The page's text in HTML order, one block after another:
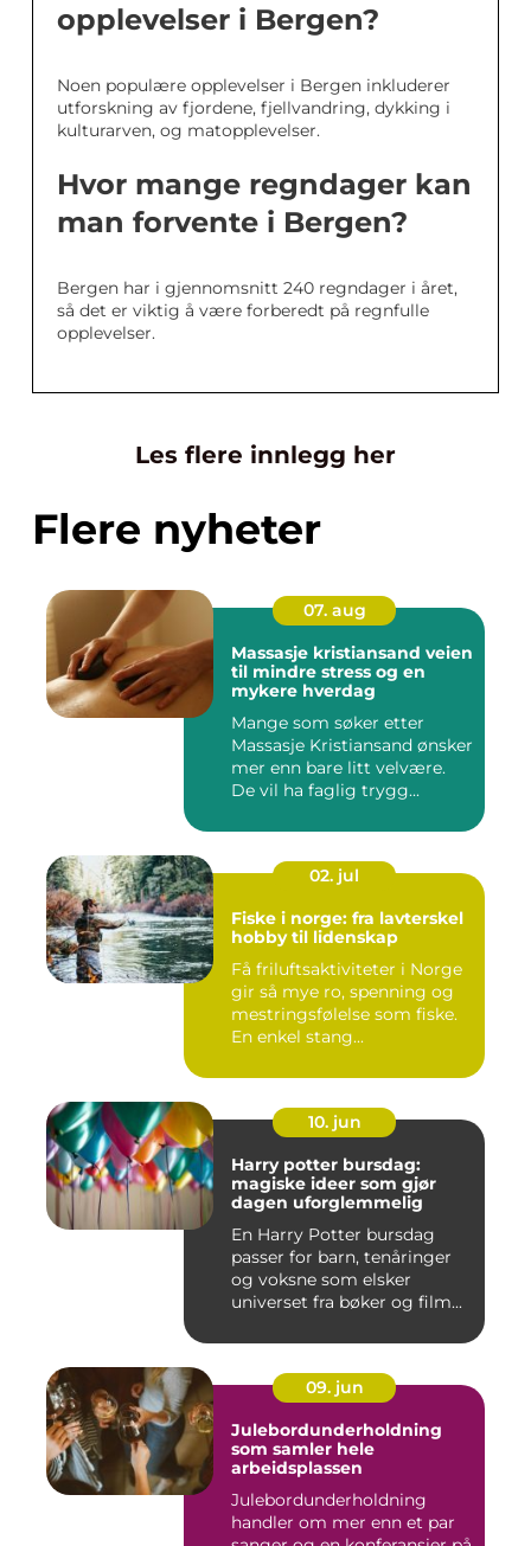
opplevelser i Bergen?
Noen populære opplevelser i Bergen inkluderer
utforskning av fjordene, fjellvandring, dykking i
kulturarven, og matopplevelser.
Hvor mange regndager kan
man forvente i Bergen?
Bergen har i gjennomsnitt 240 regndager i året,
så det er viktig å være forberedt på regnfulle
opplevelser.
Les flere innlegg her
Flere nyheter
07. aug
Massasje kristiansand veien
til mindre stress og en
mykere hverdag
Mange som søker etter
Massasje Kristiansand ønsker
mer enn bare litt velvære.
De vil ha faglig trygg...
02. jul
Fiske i norge: fra lavterskel
hobby til lidenskap
Få friluftsaktiviteter i Norge
gir så mye ro, spenning og
mestringsfølelse som fiske.
En enkel stang...
10. jun
Harry potter bursdag:
magiske ideer som gjør
dagen uforglemmelig
En Harry Potter bursdag
passer for barn, tenåringer
og voksne som elsker
universet fra bøker og film...
09. jun
Julebordunderholdning
som samler hele
arbeidsplassen
Julebordunderholdning
handler om mer enn et par